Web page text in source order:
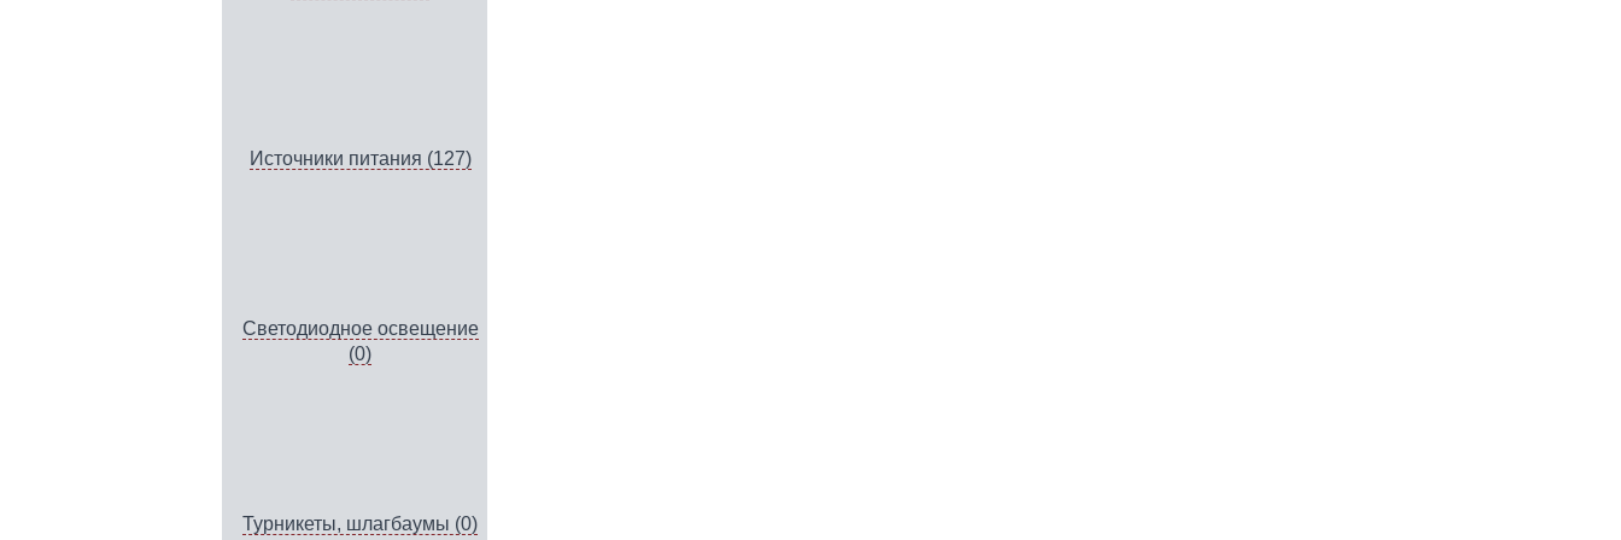
Источники питания (127)
Светодиодное освещение
(0)
Турникеты, шлагбаумы (0)